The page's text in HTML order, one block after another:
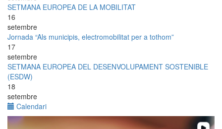
SETMANA EUROPEA DE LA MOBILITAT
16
setembre
Jornada “Als municipis, electromobilitat per a tothom”
17
setembre
SETMANA EUROPEA DEL DESENVOLUPAMENT SOSTENIBLE
(ESDW)
18
setembre
Calendari